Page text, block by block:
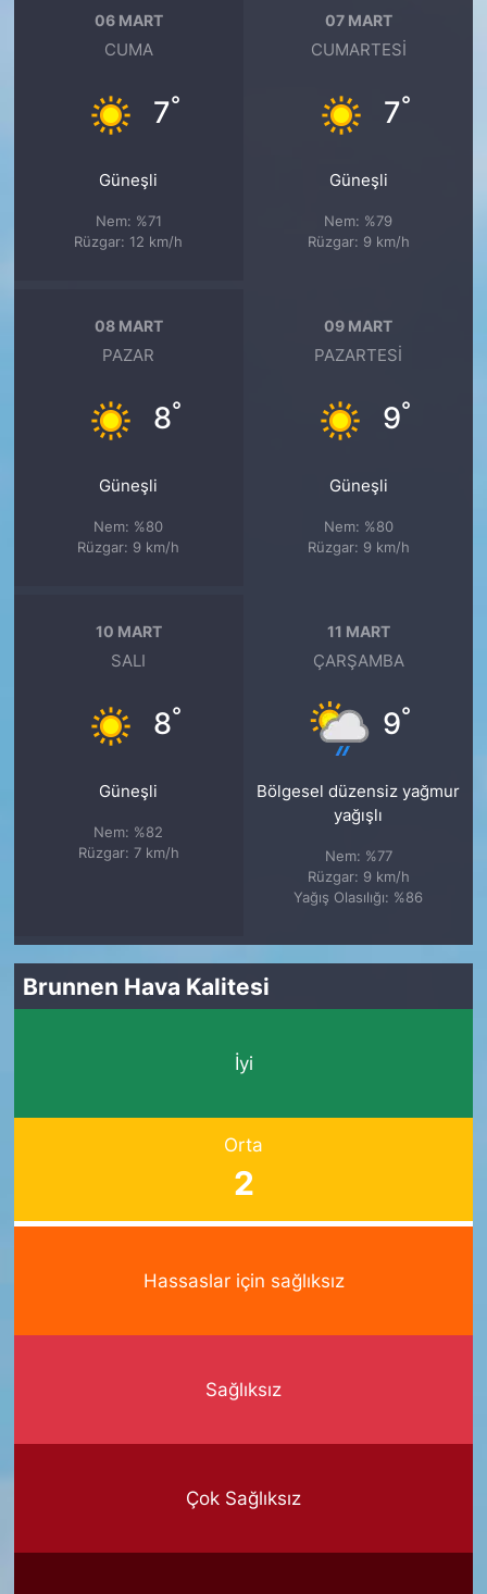
06 MART
CUMA
7°
Güneşli
Nem: %71
Rüzgar: 12 km/h
07 MART
CUMARTESI
7°
Güneşli
Nem: %79
Rüzgar: 9 km/h
08 MART
PAZAR
8°
Güneşli
Nem: %80
Rüzgar: 9 km/h
09 MART
PAZARTESI
9°
Güneşli
Nem: %80
Rüzgar: 9 km/h
10 MART
SALI
8°
Güneşli
Nem: %82
Rüzgar: 7 km/h
11 MART
ÇARŞAMBA
9°
Bölgesel düzensiz yağmur
yağışlı
Nem: %77
Rüzgar: 9 km/h
Yağış Olasılığı: %86
Brunnen Hava Kalitesi
İyi
Orta
2
Hassaslar için sağlıksız
Sağlıksız
Çok Sağlıksız